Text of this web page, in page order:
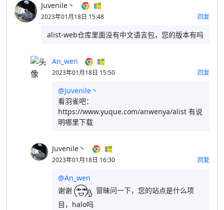
Juvenile丶
2023年01月18日 15:48 回复
alist-web仓库里面没有中文语言包，您的版本有吗
An_wen
2023年01月18日 15:50 回复
@Juvenile丶
看羽雀吧：
https://www.yuque.com/anwenya/alist 有说
明哪里下载
Juvenile丶
2023年01月18日 16:30 回复
@An_wen
谢谢
冒昧问一下，您的站点是什么项
目，halo吗